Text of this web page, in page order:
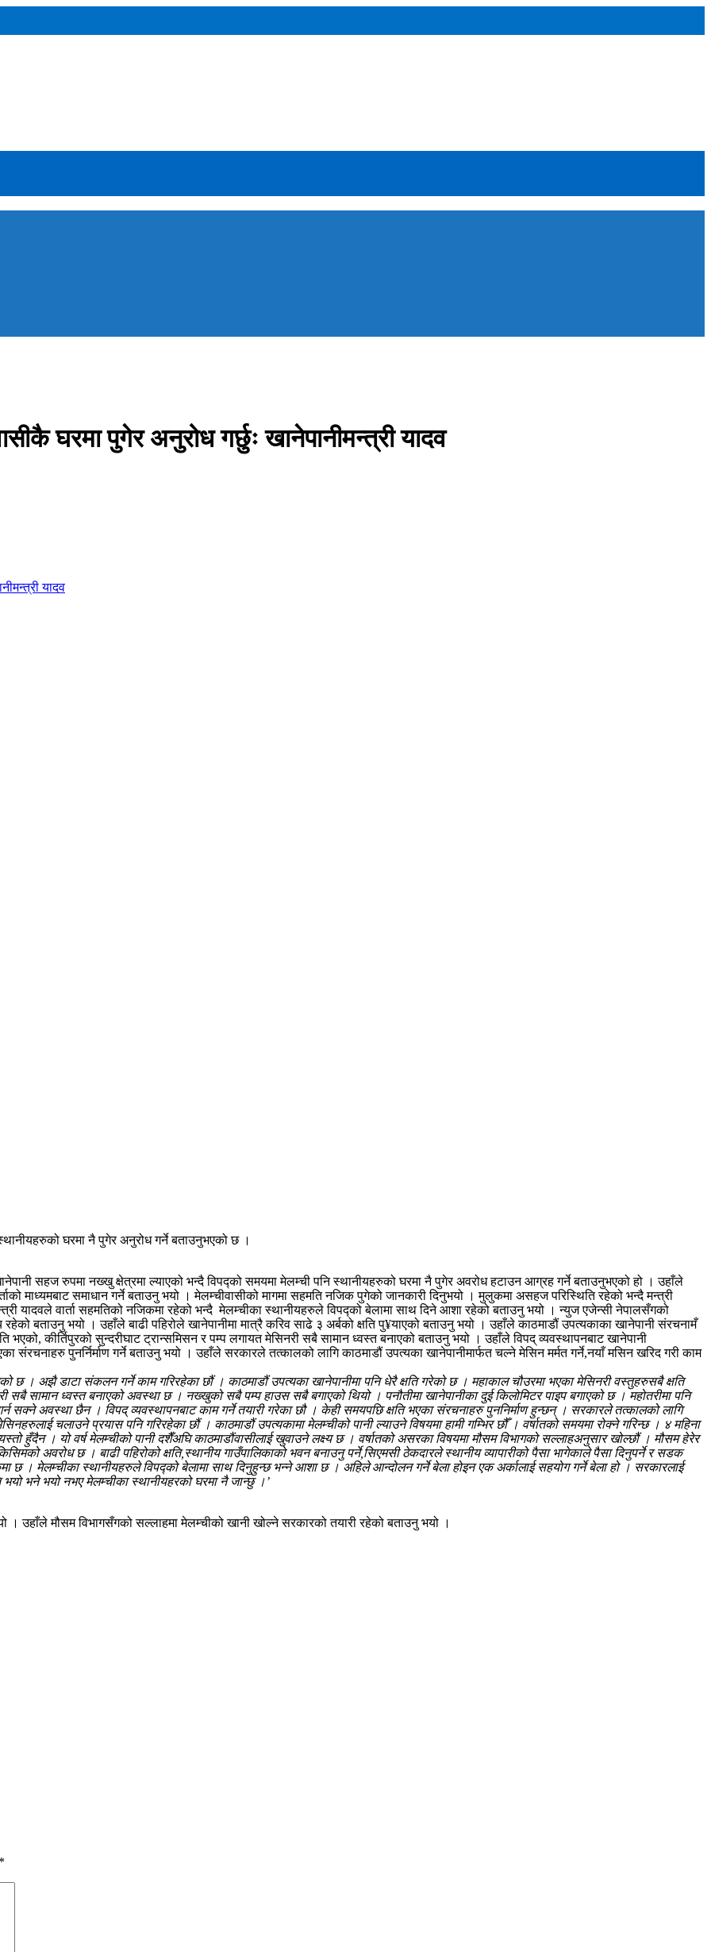
घरमा पुगेर अनुरोध गर्छुः खानेपानीमन्त्री यादव
घरमा नै पुगेर अनुरोध गर्ने बताउनुभएको छ ।
सहज रुपमा नख्खु क्षेत्रमा ल्याएको भन्दै विपद्को समयमा मेलम्ची पनि स्थानीयहरुको घरमा नै पुगेर अवरोध हटाउन आग्रह गर्ने बताउनुभएको हो । उहाँले
माध्यमबाट समाधान गर्ने बताउनु भयो । मेलम्चीवासीको मागमा सहमति नजिक पुगेको जानकारी दिनुभयो । मुलुकमा असहज परिस्थिति रहेको भन्दै मन्त्री
यादवले वार्ता सहमतिको नजिकमा रहेको भन्दै मेलम्चीका स्थानीयहरुले विपद्को बेलामा साथ दिने आशा रहेको बताउनु भयो । न्युज एजेन्सी नेपालसँगको
बताउनु भयो । उहाँले बाढी पहिरोले खानेपानीमा मात्रै करिव साढे ३ अर्बको क्षति पु¥याएको बताउनु भयो । उहाँले काठमाडौं उपत्यकाका खानेपानी संरचनामँ
भएको, कीर्तिपुरको सुन्दरीघाट ट्रान्समिसन र पम्प लगायत मेसिनरी सबै सामान ध्वस्त बनाएको बताउनु भयो । उहाँले विपद् व्यवस्थापनबाट खानेपानी
संरचनाहरु पुनर्निर्माण गर्ने बताउनु भयो । उहाँले सरकारले तत्कालको लागि काठमाडौं उपत्यका खानेपानीमार्फत चल्ने मेसिन मर्मत गर्ने,नयाँ मसिन खरिद गरी काम
छ । अझै डाटा संकलन गर्ने काम गरिरहेका छौं । काठमाडौं उपत्यका खानेपानीमा पनि धेरै क्षति गरेको छ । महाकाल चौउरमा भएका मेसिनरी वस्तुहरुसबै क्षति
सबै सामान ध्वस्त बनाएको अवस्था छ । नख्खुको सबै पम्प हाउस सबै बगाएको थियो । पनौतीमा खानेपानीका दुई किलोमिटर पाइप बगाएको छ । महोतरीमा पनि
सक्ने अवस्था छैन । विपद् व्यवस्थापनबाट काम गर्ने तयारी गरेका छौ । केही समयपछि क्षति भएका संरचनाहरु पुननिर्माण हुन्छन् । सरकारले तत्कालको लागि
चलाउने प्रयास पनि गरिरहेका छौं । काठमाडौं उपत्यकामा मेलम्चीको पानी ल्याउने विषयमा हामी गम्भिर छौँ । वर्षातको समयमा रोक्ने गरिन्छ । ४ महिना
हुँदैन । यो वर्ष मेलम्चीको पानी दशैँअघि काठमाडौंवासीलाई खुवाउने लक्ष्य छ । वर्षातको असरका विषयमा मौसम विभागको सल्लाहअनुसार खोल्छौं । मौसम हेरेर
अवरोध छ । बाढी पहिरोको क्षति,स्थानीय गाउँपालिकाको भवन बनाउनु पर्ने,सिएमसी ठेकदारले स्थानीय व्यापारीको पैसा भागेकाले पैसा दिनुपर्ने र सडक
छ । मेलम्चीका स्थानीयहरुले विपद्को बेलामा साथ दिनुहुन्छ भन्ने आशा छ । अहिले आन्दोलन गर्ने बेला होइन एक अर्कालाई सहयोग गर्ने बेला हो । सरकारलाई
भयो भने भयो नभए मेलम्चीका स्थानीयहरको घरमा नै जान्छु ।’
। उहाँले मौसम विभागसँगको सल्लाहमा मेलम्चीको खानी खोल्ने सरकारको तयारी रहेको बताउनु भयो ।
*